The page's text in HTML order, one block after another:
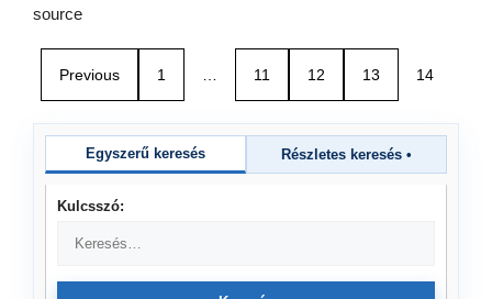
source
Previous 1 … 11 12 13 14
Egyszerű keresés Részletes keresés •
Kulcsszó: